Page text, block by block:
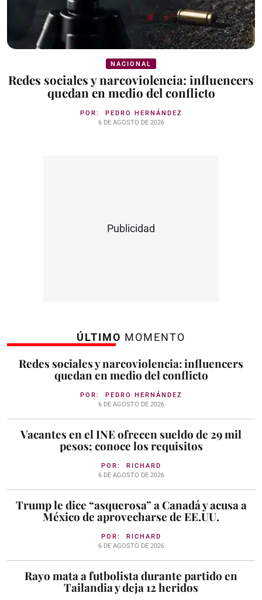
NACIONAL
Redes sociales y narcoviolencia: influencers
quedan en medio del conflicto
POR: PEDRO HERNÁNDEZ
6 DE AGOSTO DE 2026
Publicidad
ÚLTIMO MOMENTO
Redes sociales y narcoviolencia: influencers
quedan en medio del conflicto
POR: PEDRO HERNÁNDEZ
6 DE AGOSTO DE 2026
Vacantes en el INE ofrecen sueldo de 29 mil
pesos; conoce los requisitos
POR: RICHARD
6 DE AGOSTO DE 2026
Trump le dice “asquerosa” a Canadá y acusa a
México de aprovecharse de EE.UU.
POR: RICHARD
6 DE AGOSTO DE 2026
Rayo mata a futbolista durante partido en
Tailandia y deja 12 heridos